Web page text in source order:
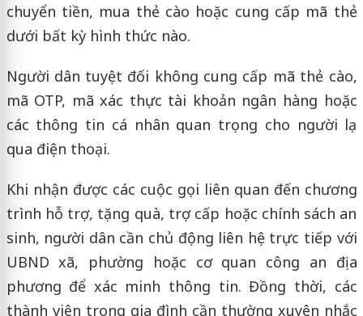
chuyển tiền, mua thẻ cào hoặc cung cấp mã thẻ
dưới bất kỳ hình thức nào.
Người dân tuyệt đối không cung cấp mã thẻ cào,
mã OTP, mã xác thực tài khoản ngân hàng hoặc
các thông tin cá nhân quan trọng cho người lạ
qua điện thoại.
Khi nhận được các cuộc gọi liên quan đến chương
trình hỗ trợ, tặng quà, trợ cấp hoặc chính sách an
sinh, người dân cần chủ động liên hệ trực tiếp với
UBND xã, phường hoặc cơ quan công an địa
phương để xác minh thông tin. Đồng thời, các
thành viên trong gia đình cần thường xuyên nhắc